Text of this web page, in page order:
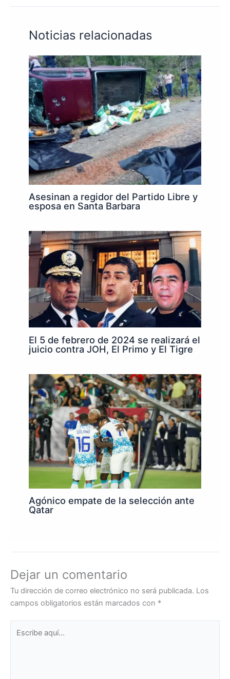
Noticias relacionadas
Asesinan a regidor del Partido Libre y
esposa en Santa Barbara
El 5 de febrero de 2024 se realizará el
juicio contra JOH, El Primo y El Tigre
Agónico empate de la selección ante
Qatar
Dejar un comentario
Tu dirección de correo electrónico no será publicada. Los
campos obligatorios están marcados con *
aquí...